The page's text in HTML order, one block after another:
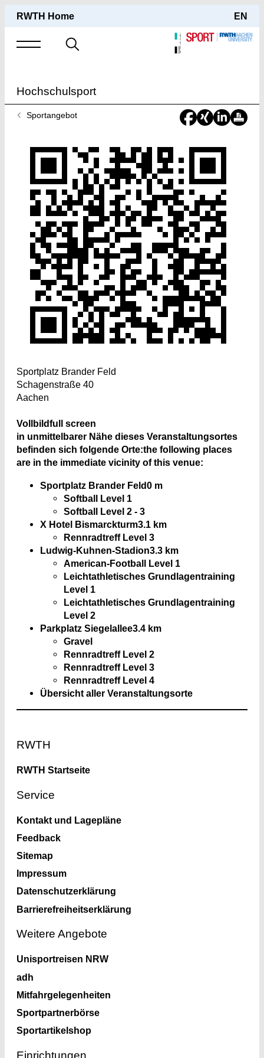
RWTH Home EN
Suche
Hochschulsport
SieSportangebot
Sportplatz Brander Feld
Schagenstraße 40
Aachen
Vollbildfull screen
in unmittelbarer Nähe dieses Veranstaltungsortes
befinden sich folgende Orte:the following places
are in the immediate vicinity of this venue:
Sportplatz Brander Feld0 m
Softball Level 1
Softball Level 2 - 3
X Hotel Bismarckturm3.1 km
Rennradtreff Level 3
Ludwig-Kuhnen-Stadion3.3 km
American-Football Level 1
Leichtathletisches Grundlagentraining
Level 1
Leichtathletisches Grundlagentraining
Level 2
Parkplatz Siegelallee3.4 km
Gravel
Rennradtreff Level 2
Rennradtreff Level 3
Rennradtreff Level 4
Übersicht aller Veranstaltungsorte
RWTH
RWTH Startseite
Service
Kontakt und Lagepläne
Feedback
Sitemap
Impressum
Datenschutzerklärung
Barrierefreiheitserklärung
Weitere Angebote
Unisportreisen NRW
adh
Mitfahrgelegenheiten
Sportpartnerbörse
Sportartikelshop
Einrichtungen